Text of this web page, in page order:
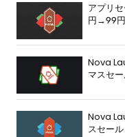
アプリ
円→99円
Nova
マスセ
Nova
スセー